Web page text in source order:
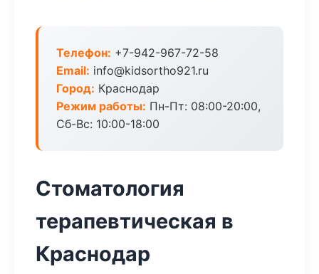
Телефон: +7-942-967-72-58
Email: info@kidsortho921.ru
Город: Краснодар
Режим работы: Пн-Пт: 08:00-20:00,
Сб-Вс: 10:00-18:00
Стоматология
терапевтическая в
Краснодар